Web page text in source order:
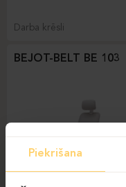
Darba krēsli
BEJOT-BELT BE 103
Piekrišana